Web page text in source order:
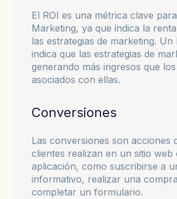
El ROI es una métrica clave
Marketing, ya que indica la
las estrategias de marketing. Un
indica que las estrategias de
generando más ingresos que
asociados con ellas.
Conversiones
Las conversiones son acciones
clientes realizan en un sitio web
aplicación, como suscribirse a
informativo, realizar una
completar un formulario.